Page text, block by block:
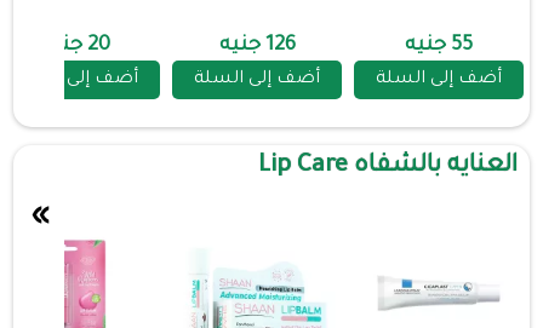
55 جنيه
أضف إلى السلة
126 جنيه
أضف إلى السلة
20 جنيه
أضف إلى السلة
العنايه بالشفاه Lip Care
»